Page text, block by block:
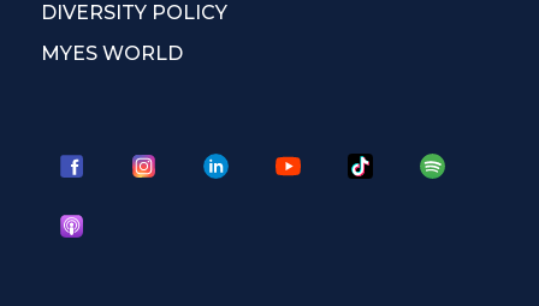
DIVERSITY POLICY
MYES WORLD